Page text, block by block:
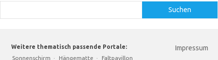
Suchen
Weitere thematisch passende Portale:
Sonnenschirm · Hängematte · Faltpavillon
Impressum